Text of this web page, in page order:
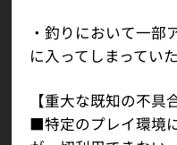
・釣りにおいて一部
に入ってしまってい
【重大な既知の不具
■特定のプレイ環境